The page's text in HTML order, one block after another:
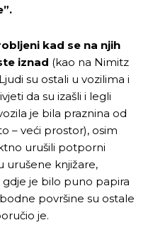
da živi!
zahvalimo što ste
da živi!
zahvalimo što ste
kad se na njih
iznad (kao na Nimitz
su ostali u vozilima i
da su izašli i legli
je bila praznina od
– veći prostor), osim
urušili potporni
urušene knjižare,
je bilo puno papira
površine su ostale
je.